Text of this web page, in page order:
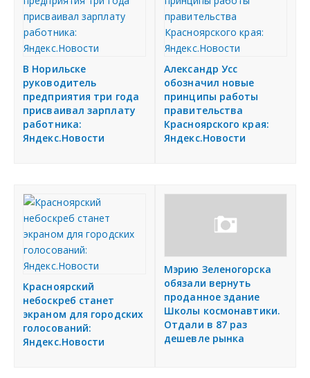
В Норильске
руководитель
предприятия три года
присваивал зарплату
работника:
Яндекс.Новости
Александр Усс
обозначил новые
принципы работы
правительства
Красноярского края:
Яндекс.Новости
Красноярский
небоскреб станет
экраном для городских
голосований:
Яндекс.Новости
Мэрию Зеленогорска
обязали вернуть
проданное здание
Школы космонавтики.
Отдали в 87 раз
дешевле рынка